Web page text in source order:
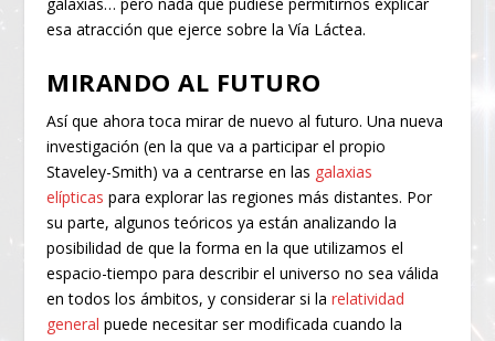
esa atracción que ejerce sobre la Vía Láctea.
MIRANDO AL FUTURO
Así que ahora toca mirar de nuevo al futuro. Una nueva
investigación (en la que va a participar el propio
Staveley-Smith) va a centrarse en las galaxias
elípticas para explorar las regiones más distantes. Por
su parte, algunos teóricos ya están analizando la
posibilidad de que la forma en la que utilizamos el
espacio-tiempo para describir el universo no sea válida
en todos los ámbitos, y considerar si larelatividad
general puede necesitar ser modificada cuando la